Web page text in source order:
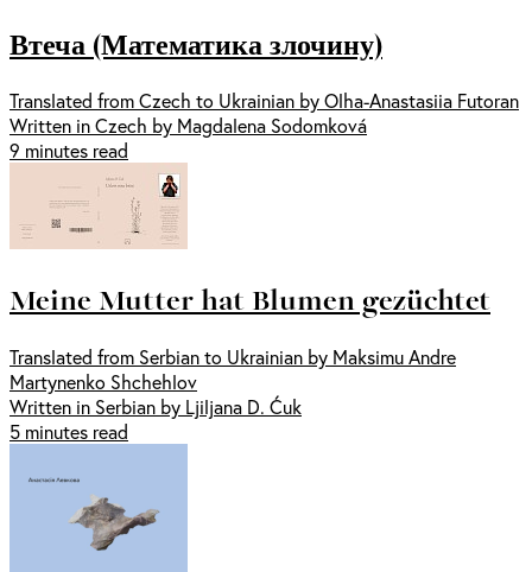
Втеча (Математика злочину)
Translated from Czech to Ukrainian by Olha-Anastasiia Futoran
Written in Czech by Magdalena Sodomková
9 minutes read
Meine Mutter hat Blumen gezüchtet
Translated from Serbian to Ukrainian by Maksimu Andre
Martynenko Shchehlov
Written in Serbian by Ljiljana D. Ćuk
5 minutes read